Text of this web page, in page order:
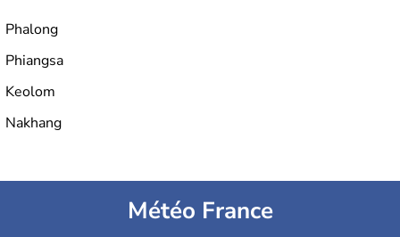
Phalong
Phiangsa
Keolom
Nakhang
Météo France